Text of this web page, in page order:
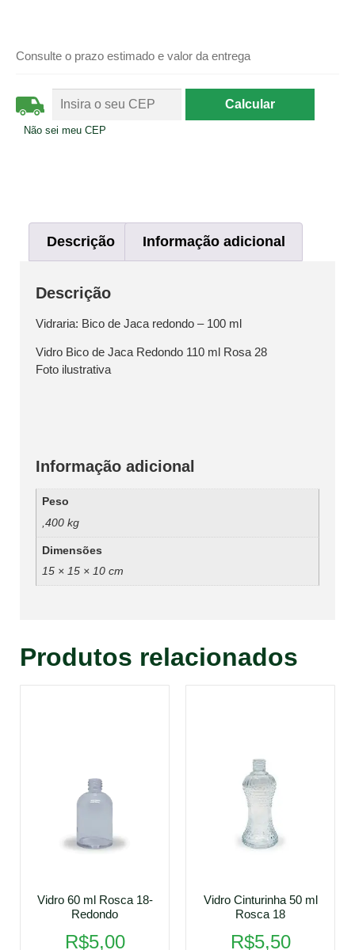
Consulte o prazo estimado e valor da entrega
Não sei meu CEP
Descrição Informação adicional
Descrição
Vidraria: Bico de Jaca redondo – 100 ml
Vidro Bico de Jaca Redondo 110 ml Rosa 28
Foto ilustrativa
Informação adicional
Peso
,400 kg
Dimensões
15 × 15 × 10 cm
Produtos relacionados
Vidro 60 ml Rosca 18-
Redondo
R$5,00
Vidro Cinturinha 50 ml
Rosca 18
R$5,50